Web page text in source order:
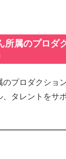
所属のプロダ
プロダクショ
、タレントをサ